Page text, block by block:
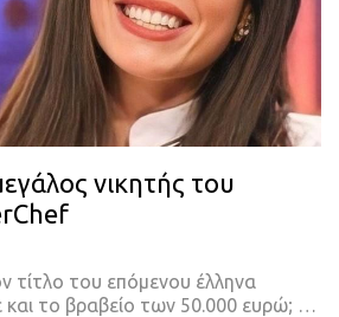
νικητής του
τίτλο του επόμενου έλληνα
και το βραβείο των 50.000 ευρώ; …